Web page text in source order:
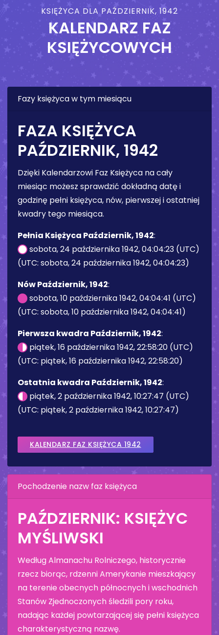
KSIĘŻYCA DLA PAŹDZIERNIK, 1942
KALENDARZ FAZ
KSIĘŻYCOWYCH
Fazy księżyca w tym miesiącu
FAZA KSIĘŻYCA
PAŹDZIERNIK, 1942
Dzięki Kalendarzowi Faz Księżyca na cały
miesiąc możesz sprawdzić dokładną datę i
godzinę pełni księżyca, nów, pierwszej i ostatniej
kwadry tego miesiąca.
Pełnia Księżyca Październik, 1942:
sobota, 24 października 1942, 04:04:23 (UTC)
(UTC: sobota, 24 października 1942, 04:04:23)
Nów Październik, 1942:
sobota, 10 października 1942, 04:04:41 (UTC)
(UTC: sobota, 10 października 1942, 04:04:41)
Pierwsza kwadra Październik, 1942:
piątek, 16 października 1942, 22:58:20 (UTC)
(UTC: piątek, 16 października 1942, 22:58:20)
Ostatnia kwadra Październik, 1942:
piątek, 2 października 1942, 10:27:47 (UTC)
(UTC: piątek, 2 października 1942, 10:27:47)
KALENDARZ FAZ KSIĘŻYCA 1942
Pochodzenie nazw faz księżyca
PAŹDZIERNIK: KSIĘŻYC
MYŚLIWSKI
Według Almanachu Rolniczego, historycznie
rzecz biorąc, rdzenni Amerykanie mieszkający
na terenie obecnych północnych i wschodnich
Stanów Zjednoczonych śledzili pory roku,
nadając każdej powtarzającej się pełni księżyca
charakterystyczną nazwę.